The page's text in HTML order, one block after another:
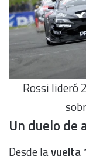
Rossi lideró
Un duelo de
Desde lavuelta